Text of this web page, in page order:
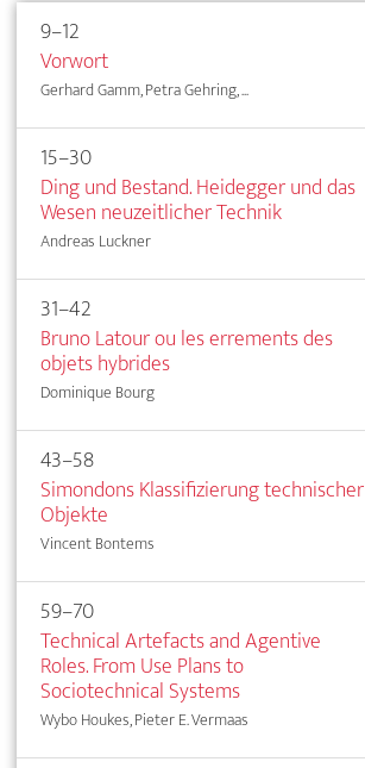
9–12
Vorwort
Gerhard Gamm, Petra Gehring, ...
15–30
Ding und Bestand. Heidegger und das
Wesen neuzeitlicher Technik
Andreas Luckner
31–42
Bruno Latour ou les errements des
objets hybrides
Dominique Bourg
43–58
Simondons Klassifizierung technischer
Objekte
Vincent Bontems
59–70
Technical Artefacts and Agentive
Roles. From Use Plans to
Sociotechnical Systems
Wybo Houkes, Pieter E. Vermaas